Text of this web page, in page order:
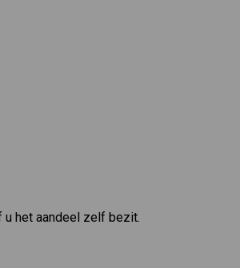
u het aandeel zelf bezit.